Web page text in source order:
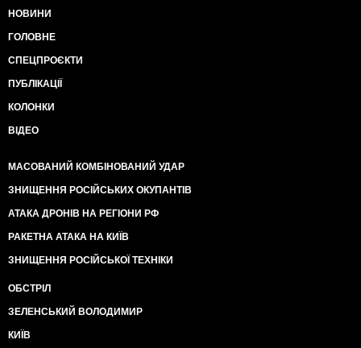
НОВИНИ
ГОЛОВНЕ
СПЕЦПРОЄКТИ
ПУБЛІКАЦІЇ
КОЛОНКИ
ВІДЕО
МАСОВАНИЙ КОМБІНОВАНИЙ УДАР
ЗНИЩЕННЯ РОСІЙСЬКИХ ОКУПАНТІВ
АТАКА ДРОНІВ НА РЕГІОНИ РФ
РАКЕТНА АТАКА НА КИЇВ
ЗНИЩЕННЯ РОСІЙСЬКОЇ ТЕХНІКИ
ОБСТРІЛ
ЗЕЛЕНСЬКИЙ ВОЛОДИМИР
КИЇВ